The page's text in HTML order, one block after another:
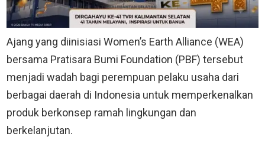
Ajang yang diinisiasi Women’s Earth Alliance (WEA)
bersama Pratisara Bumi Foundation (PBF) tersebut
menjadi wadah bagi perempuan pelaku usaha dari
berbagai daerah di Indonesia untuk memperkenalkan
produk berkonsep ramah lingkungan dan
berkelanjutan.